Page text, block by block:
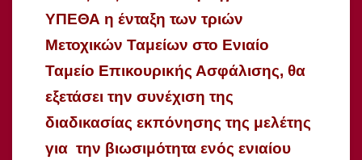
ΥΠΕΘΑ η ένταξη των τριών
Μετοχικών Ταμείων στο Ενιαίο
Ταμείο Επικουρικής Ασφάλισης, θα
εξετάσει την συνέχιση της
διαδικασίας εκπόνησης της μελέτης
για την βιωσιμότητα ενός ενιαίου